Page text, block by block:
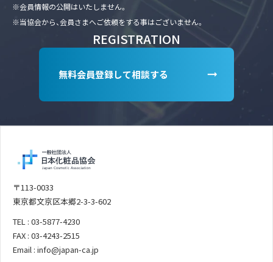
※会員情報の公開はいたしません。
※当協会から、会員さまへご依頼をする事はございません。
REGISTRATION
無料会員登録して相談する
〒113-0033
東京都文京区本郷2-3-3-602
TEL : 03-5877-4230
FAX : 03-4243-2515
Email : info@japan-ca.jp